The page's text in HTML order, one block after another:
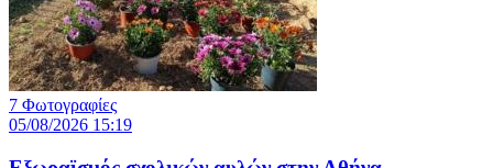
7 Φωτογραφίες
05/08/2026 15:19